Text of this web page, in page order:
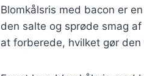
Blomkålsris med bacon er
den salte og sprøde smag
at forberede, hvilket gør